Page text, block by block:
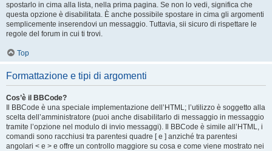
spostarlo in cima alla lista, nella prima pagina. Se non lo vedi, significa che
questa opzione è disabilitata. È anche possibile spostare in cima gli argomenti
semplicemente inserendovi un messaggio. Tuttavia, sii sicuro di rispettare le
regole del forum in cui ti trovi.
Top
Formattazione e tipi di argomenti
Cos’è il BBCode?
Il BBCode è una speciale implementazione dell’HTML; l’utilizzo è soggetto alla
scelta dell’amministratore (puoi anche disabilitarlo di messaggio in messaggio
tramite l’opzione nel modulo di invio messaggi). Il BBCode è simile all’HTML, i
comandi sono racchiusi tra parentesi quadre [ e ] anziché tra parentesi
angolari < e > e offre un controllo maggiore su cosa e come viene mostrato nei